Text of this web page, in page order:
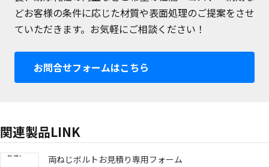
どお客様の条件に応じた材質や表面処理のご提案をさせ
ていただきます。お気軽にご相談ください！
お問合せフォームはこちら
関連製品LINK
両ねじボルトお見積り専用フォーム